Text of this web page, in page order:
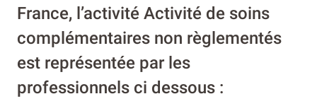
France, l’activité Activité de soins
complémentaires non règlementés
est représentée par les
professionnels ci dessous :